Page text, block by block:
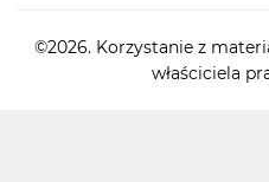
©2026. Korzystanie z
właściciela